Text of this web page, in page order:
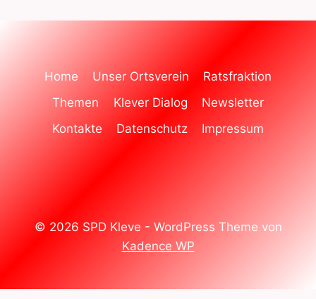
Home Unser Ortsverein
Ratsfraktion
Themen
Klever Dialog
Newsletter
Kontakte
Datenschutz Impressum
© 2026 SPD Kleve - WordPress Theme von
Kadence WP